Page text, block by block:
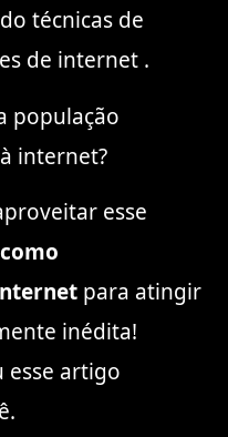
técnicas de
de internet .
população
internet?
esse
como
para atingir
inédita!
esse artigo